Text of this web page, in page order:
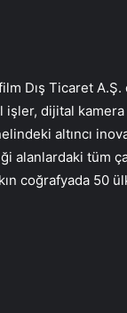
Dış Ticaret
dijital
altıncı
tüm
coğrafyada 50